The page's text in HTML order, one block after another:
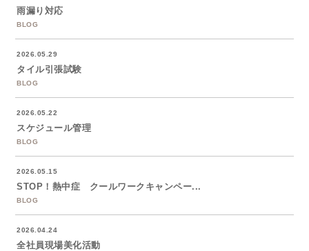
雨漏り対応
BLOG
2026.05.29
タイル引張試験
BLOG
2026.05.22
スケジュール管理
BLOG
2026.05.15
STOP！熱中症 クールワークキャンペー...
BLOG
2026.04.24
全社員現場美化活動